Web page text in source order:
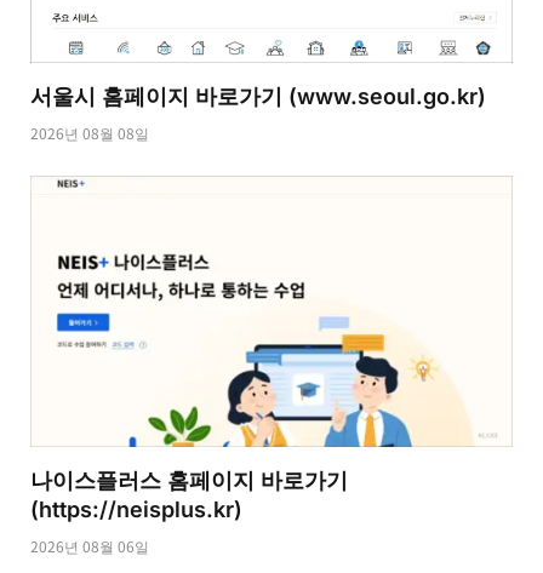
서울시 홈페이지 바로가기 (www.seoul.go.kr)
2026년 08월 08일
나이스플러스 홈페이지 바로가기
(https://neisplus.kr)
2026년 08월 06일